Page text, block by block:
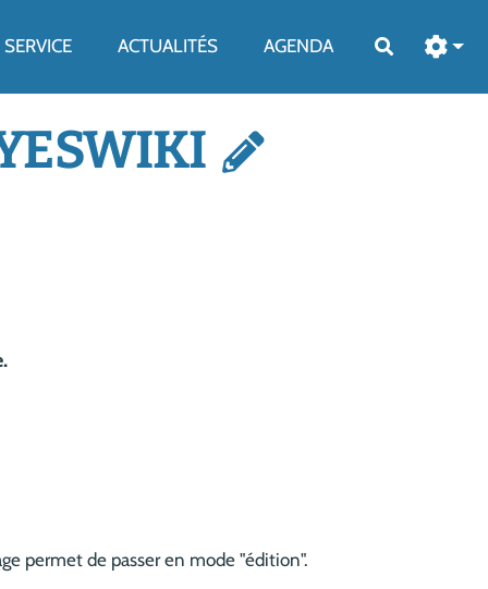
ACTUALITÉS AGENDA Rechercher
permet de passer en mode "édition".